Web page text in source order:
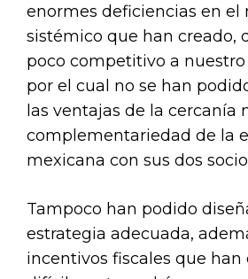
enormes deficiencias en el
sistémico que han creado,
poco competitivo a
por el cual no se han
las ventajas de la cercanía
complementariedad de la
mexicana con sus dos
Tampoco han podido
estrategia adecuada,
incentivos fiscales que han